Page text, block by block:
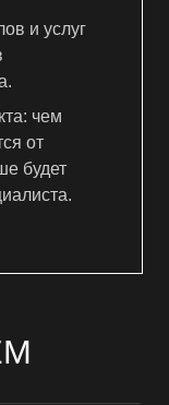
и услуг
чем
от
будет